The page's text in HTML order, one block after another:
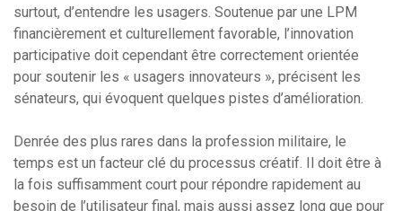
surtout, d’entendre les usagers. Soutenue par une LPM
financièrement et culturellement favorable, l’innovation
participative doit cependant être correctement orientée
pour soutenir les « usagers innovateurs », précisent les
sénateurs, qui évoquent quelques pistes d’amélioration.
Denrée des plus rares dans la profession militaire, le
temps est un facteur clé du processus créatif. Il doit être à
la fois suffisamment court pour répondre rapidement au
besoin de l’utilisateur final, mais aussi assez long que pour